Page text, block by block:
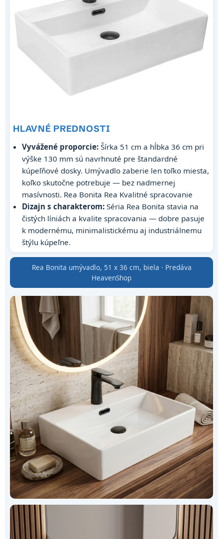
HLAVNÉ PREDNOSTI
Vyvážené proporcie: Šírka 51 cm a hĺbka 36 cm pri
výške 130 mm sú navrhnuté pre štandardné
kúpeľňové dosky. Umývadlo zaberie len toľko miesta,
koľko skutočne potrebuje — bez nadmernej
masívnosti. Rea Bonita Rea Kvalitné spracovanie
Dizajn s charakterom: Séria Rea Bonita stavia na
čistých líniách a kvalite spracovania — dobre pasuje
k modernému, minimalistickému aj industriálnemu
štýlu kúpeľne.
Rea Bonita umývadlo, 51 x 36 cm, biela · Predáva
HeavenShop